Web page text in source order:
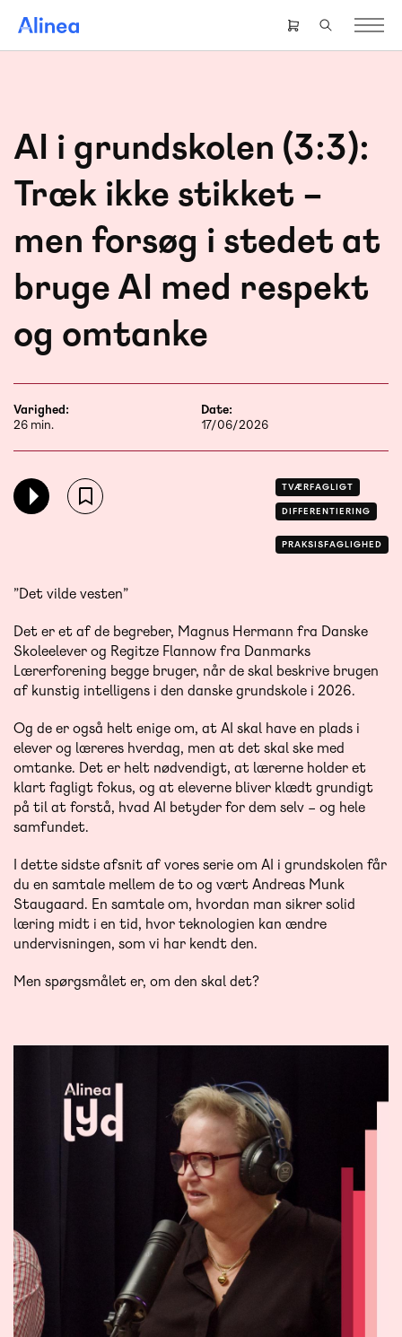
hovedindhold
Header
right
AI i grundskolen (3:3):
Træk ikke stikket –
men forsøg i stedet at
bruge AI med respekt
og omtanke
Varighed:
26 min.
Date:
17/06/2026
TVÆRFAGLIGT
DIFFERENTIERING
PRAKSISFAGLIGHED
”Det vilde vesten”
Det er et af de begreber, Magnus Hermann fra Danske
Skoleelever og Regitze Flannow fra Danmarks
Lærerforening begge bruger, når de skal beskrive brugen
af kunstig intelligens i den danske grundskole i 2026.
Og de er også helt enige om, at AI skal have en plads i
elever og læreres hverdag, men at det skal ske med
omtanke. Det er helt nødvendigt, at lærerne holder et
klart fagligt fokus, og at eleverne bliver klædt grundigt
på til at forstå, hvad AI betyder for dem selv – og hele
samfundet.
I dette sidste afsnit af vores serie om AI i grundskolen får
du en samtale mellem de to og vært Andreas Munk
Staugaard. En samtale om, hvordan man sikrer solid
læring midt i en tid, hvor teknologien kan ændre
undervisningen, som vi har kendt den.
Men spørgsmålet er, om den skal det?